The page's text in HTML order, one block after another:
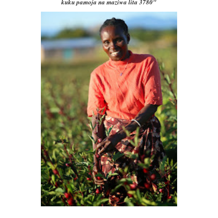
kuku pamoja na maziwa lita 3780"